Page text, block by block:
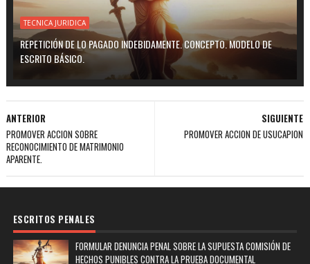
TECNICA JURIDICA
REPETICIÓN DE LO PAGADO INDEBIDAMENTE. CONCEPTO. MODELO DE
ESCRITO BÁSICO.
SIGUIENTE
PROMOVER ACCION DE USUCAPION
ANTERIOR
PROMOVER ACCION SOBRE
RECONOCIMIENTO DE MATRIMONIO
APARENTE.
ESCRITOS PENALES
FORMULAR DENUNCIA PENAL SOBRE LA SUPUESTA COMISIÓN DE
HECHOS PUNIBLES CONTRA LA PRUEBA DOCUMENTAL